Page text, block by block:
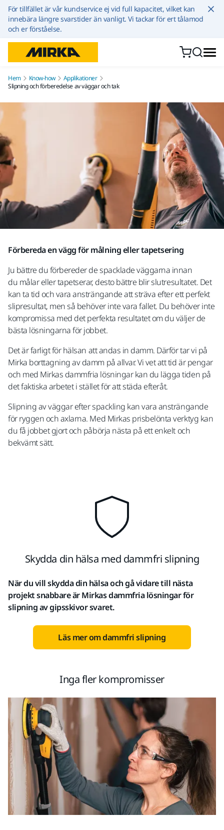
Hoppa till innehållet
För tillfället är vår kundservice ej vid full kapacitet, vilket kan
innebära längre svarstider än vanligt. Vi tackar för ert tålamod
och er förståelse.
Hem Know-how
Applikationer
Slipning och förberedelse av väggar och tak
Förbereda en vägg för målning eller tapetsering
Ju bättre du förbereder de spacklade väggarna innan
du målar eller tapetserar, desto bättre blir slutresultatet. Det
kan ta tid och vara ansträngande att sträva efter ett perfekt
slipresultat, men så behöver inte vara fallet. Du behöver inte
kompromissa med det perfekta resultatet om du väljer de
bästa lösningarna för jobbet.
Det är farligt för hälsan att andas in damm. Därför tar vi på
Mirka borttagning av damm på allvar. Vi vet att tid är pengar
och med Mirkas dammfria lösningar kan du lägga tiden på
det faktiska arbetet i stället för att städa efteråt.
Slipning av väggar efter spackling kan vara ansträngande
för ryggen och axlarna. Med Mirkas prisbelönta verktyg kan
du få jobbet gjort och påbörja nästa på ett enkelt och
bekvämt sätt.
Skydda din hälsa med dammfri slipning
När du vill skydda din hälsa och gå vidare till nästa
projekt snabbare är Mirkas dammfria lösningar för
slipning av gipsskivor svaret.
Läs mer om dammfri slipning
Inga fler kompromisser